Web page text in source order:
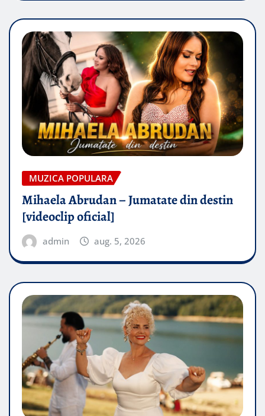
MUZICA POPULARA
Mihaela Abrudan – Jumatate din destin
[videoclip oficial]
admin aug. 5, 2026